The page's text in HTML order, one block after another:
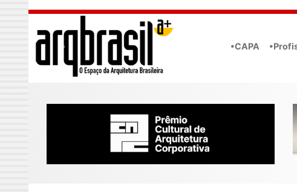
Skip to main content
•CAPA